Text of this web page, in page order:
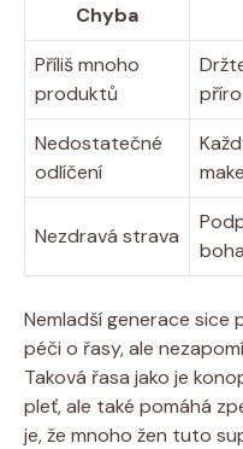
Chyba
Příliš mnoho
produktů
Nedostatečné
odlíčení
Nezdravá strava
Nemladší ⁤generace sice
⁢péči o řasy, ale
Taková‌ řasa jako je
pleť, ale také pomáhá
je, že⁢ mnoho⁤ žen tuto